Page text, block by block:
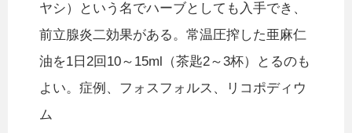
ヤシ）という名でハーブとしても入手でき、
前立腺炎二効果がある。常温圧搾した亜麻仁
油を1日2回10～15ml（茶匙2～3杯）とるのも
よい。症例、フォスフォルス、リコポディウ
ム